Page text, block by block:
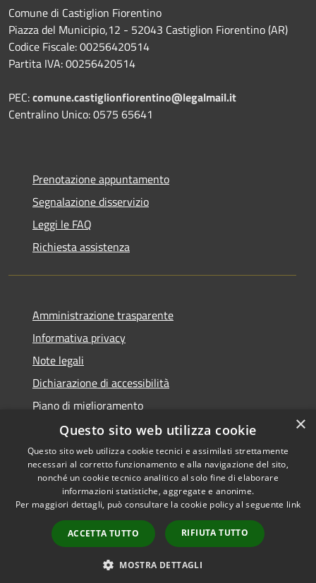
Comune di Castiglion Fiorentino
Piazza del Municipio,12 - 52043 Castiglion Fiorentino (AR)
Codice Fiscale: 00256420514
Partita IVA: 00256420514
PEC:comune.castiglionfiorentino@legalmail.it
Centralino Unico: 0575 65641
Prenotazione appuntamento
Segnalazione disservizio
Leggi le FAQ
Richiesta assistenza
Amministrazione trasparente
Informativa privacy
Note legali
Dichiarazione di accessibilità
Piano di miglioramento
Accessibilità
Privacy
Mappa del sito
Copyright © 2026 • Comune di
Castiglion Fiorentino •
Powered byMunicipium •
Accesso redazione
×
Questo sito web utilizza cookie
Questo sito web utilizza cookie tecnici e assimilati strettamente
necessari al corretto funzionamento e alla navigazione del sito,
nonché un cookie tecnico analitico al solo fine di elaborare
informazioni statistiche, aggregate e anonime.
Per maggiori dettagli, può consultare la cookie policy al seguente link
ACCETTA TUTTO RIFIUTA TUTTO
MOSTRA DETTAGLI